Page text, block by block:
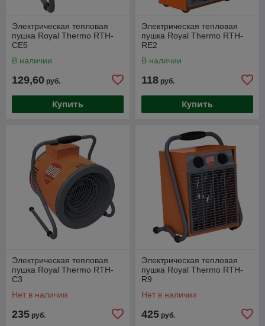
Электрическая тепловая
пушка Royal Thermo RTH-
CE5
В наличии
129,60 руб.
Купить
Электрическая тепловая
пушка Royal Thermo RTH-
RE2
В наличии
118 руб.
Купить
Электрическая тепловая
пушка Royal Thermo RTH-
C3
Нет в наличии
235 руб.
Электрическая тепловая
пушка Royal Thermo RTH-
R9
Нет в наличии
425 руб.